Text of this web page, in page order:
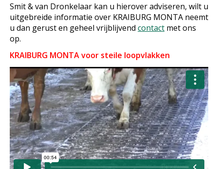
Smit & van Dronkelaar kan u hierover adviseren, wilt u
uitgebreide informatie over KRAIBURG MONTA neemt
u dan gerust en geheel vrijblijvend contact met ons
op.
KRAIBURG MONTA voor steile loopvlakken